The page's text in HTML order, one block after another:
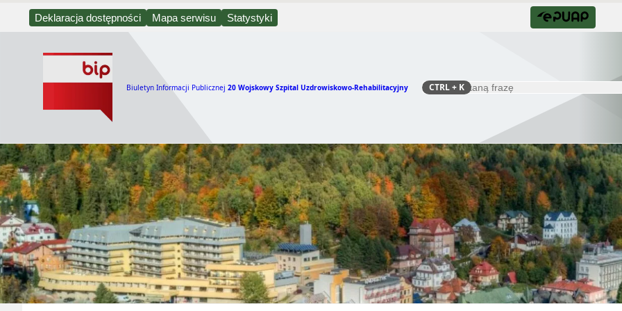
Deklaracja dostępności Mapa serwisu Statystyki
Biuletyn Informacji Publicznej 20 Wojskowy Szpital Uzdrowiskowo-Rehabilitacyjny Szukaj
CTRL+ K